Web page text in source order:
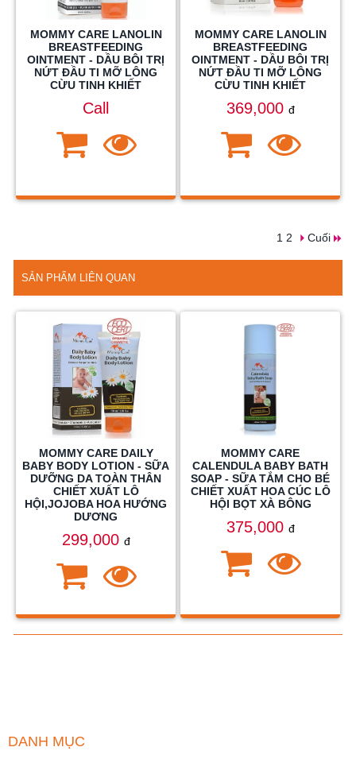
MOMMY CARE LANOLIN
BREASTFEEDING
OINTMENT - DẦU BÔI TRỊ
NỨT ĐẦU TI MỠ LÔNG
CỪU TINH KHIẾT
Call
MOMMY CARE LANOLIN
BREASTFEEDING
OINTMENT - DẦU BÔI TRỊ
NỨT ĐẦU TI MỠ LÔNG
CỪU TINH KHIẾT
369,000 đ
1 2 Cuối
SẢN PHẨM LIÊN QUAN
MOMMY CARE DAILY
BABY BODY LOTION - SỮA
DƯỠNG DA TOÀN THÂN
CHIẾT XUẤT LÔ
HỘI,JOJOBA HOA HƯỚNG
DƯƠNG
299,000 đ
MOMMY CARE
CALENDULA BABY BATH
SOAP - SỮA TẮM CHO BÉ
CHIẾT XUẤT HOA CÚC LÔ
HỘI BỌT XÀ BÔNG
375,000 đ
DANH MỤC